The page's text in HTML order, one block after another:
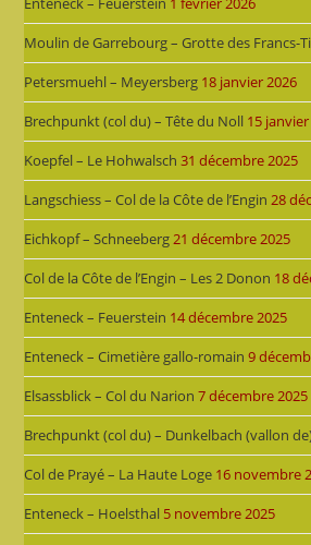
Moulin de Garrebourg – Grotte des Francs-
Petersmuehl – Meyersberg 18 janvier 2026
Brechpunkt (col du) – Tête du Noll 15
Koepfel – Le Hohwalsch 31 décembre 2025
Langschiess – Col de la Côte de l’Engin 28
Eichkopf – Schneeberg21 décembre 2025
Col de la Côte de l’Engin – Les 2 Donon 18
Enteneck – Feuerstein 14 décembre 2025
Enteneck – Cimetière gallo-romain 9
Elsassblick – Col du Narion 7 décembre 2025
Brechpunkt (col du) – Dunkelbach (vallon
Col de Prayé – La Haute Loge 16 novembre
Enteneck – Hoelsthal 5 novembre 2025